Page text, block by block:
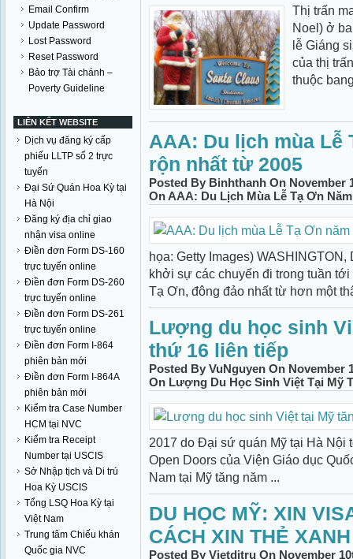
Email Confirm
Update Password
Lost Password
Reset Password
Bảo trợ Tài chánh –
Poverty Guideline
LIÊN KẾT WEBSITE
Dịch vụ đăng ký cấp
phiếu LLTP số 2 trực
tuyến
Đại Sứ Quán Hoa Kỳ tại
Hà Nội
Đăng ký địa chỉ giao
nhận visa online
Điền đơn Form DS-160
trực tuyến online
Điền đơn Form DS-260
trực tuyến online
Điền đơn Form DS-261
trực tuyến online
Điền đơn Form I-864
phiên bản mới
Điền đơn Form I-864A
phiên bản mới
Kiểm tra Case Number
HCM tại NVC
Kiểm tra Receipt
Number tại USCIS
Sở Nhập tịch và Di trú
Hoa Kỳ USCIS
Tổng LSQ Hoa Kỳ tại
Việt Nam
Trung tâm Chiếu khán
Quốc gia NVC
Thị trấn
Noel) ở
lễ Giáng
của thị
thuộc
AAA: Du lịch mùa Lễ
rộn nhất từ 2005
Posted By Binhthanh On November
On AAA: Du Lịch Mùa Lễ Tạ Ơn
họa: Getty Images)
khởi sự các chuyến đi trong tuần
Tạ Ơn, đông đảo nhất từ hơn một
Lượng du học sinh
thứ 16 liên tiếp
Posted By VuNguyen On November
On Lượng Du Học Sinh Việt Tại Mỹ
2017 do Đại sứ quán Mỹ tại Hà Nội
Open Doors của Viện Giáo dục
Nam tại Mỹ tăng năm ...
DU HỌC MỸ: XIN
CÁCH XIN THẺ
Posted By Vietditru On November